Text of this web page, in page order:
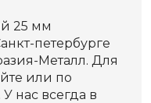
25 мм
петербурге
Металл. Для
или по
. У нас всегда в